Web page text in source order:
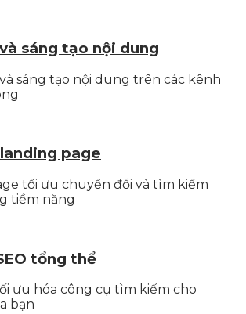
sáng tạo nội dung
sáng tạo nội dung trên các kênh
page
tối ưu chuyển đổi và tìm kiếm
tiềm năng
tổng thể
ưu hóa công cụ tìm kiếm cho
bạn